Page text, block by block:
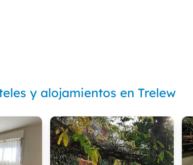
y alojamientos en Trelew